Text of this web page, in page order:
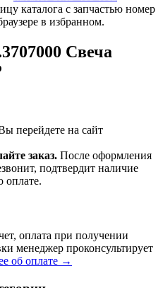
каталога с запчастью номер
в избранном.
Свеча
перейдете на сайт
заказ. После оформления
подтвердит наличие
оплате.
оплата при получении
менеджер проконсультирует
об оплате →